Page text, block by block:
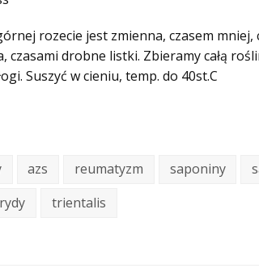
rozecie jest zmienna, czasem mniej,
czasami drobne listki. Zbieramy całą
Suszyć w cieniu, temp. do 40st.C
azs reumatyzm saponiny
trientalis